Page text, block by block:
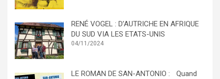
RENÉ VOGEL : D’AUTRICHE EN AFRIQUE
DU SUD VIA LES ETATS-UNIS
04/11/2024
LE ROMAN DE SAN-ANTONIO : Quand